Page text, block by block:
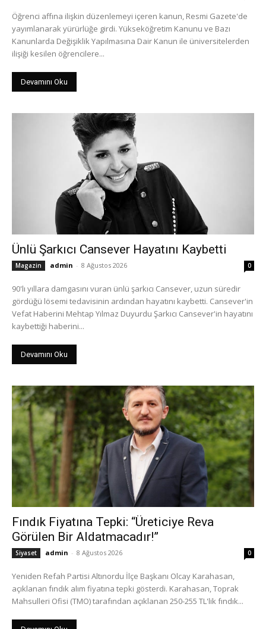
Öğrenci affına ilişkin düzenlemeyi içeren kanun, Resmi Gazete'de
yayımlanarak yürürlüğe girdi. Yükseköğretim Kanunu ve Bazı
Kanunlarda Değişiklik Yapılmasına Dair Kanun ile üniversitelerden
ilişiği kesilen öğrencilere...
Devamını Oku
Ünlü Şarkıcı Cansever Hayatını Kaybetti
Magazin admin - 8 Ağustos 2026 0
90'lı yıllara damgasını vuran ünlü şarkıcı Cansever, uzun süredir
gördüğü lösemi tedavisinin ardından hayatını kaybetti. Cansever'in
Vefat Haberini Mehtap Yılmaz Duyurdu Şarkıcı Cansever'in hayatını
kaybettiği haberini...
Devamını Oku
Fındık Fiyatına Tepki: “Üreticiye Reva
Görülen Bir Aldatmacadır!”
Siyaset admin - 8 Ağustos 2026 0
Yeniden Refah Partisi Altınordu İlçe Başkanı Olcay Karahasan,
açıklanan fındık alım fiyatına tepki gösterdi. Karahasan, Toprak
Mahsulleri Ofisi (TMO) tarafından açıklanan 250-255 TL'lik fındık...